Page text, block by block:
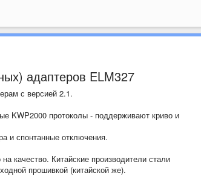
адаптеров ELM327
с версией 2.1.
KWP2000 протоколы - поддерживают криво и
и спонтанные отключения.
качество. Китайские производители стали
прошивкой (китайской же).